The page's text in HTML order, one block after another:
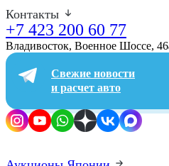
Контакты
+7 423 200 60 77
Владивосток, Военное Шоссе,
Свежие новости
и расчет авто